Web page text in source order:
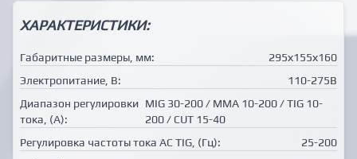
ХАРАКТЕРИСТИКИ:
Габаритные размеры, мм:
295х155х160
Электропитание, В:
110-275В
Диапазон регулировки
тока, (А):
MIG 30-200 / MMA 10-200 / TIG 10-
200 / CUT 15-40
Регулировка частоты тока АС TIG, (Гц):
25-200